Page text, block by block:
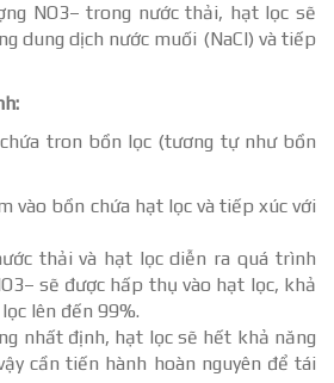
NO3– trong nước thải, hạt lọc sẽ
dung dịch nước muối (NaCl) và tiếp
tron bồn lọc (tương tự như bồn
vào bồn chứa hạt lọc và tiếp xúc với
thải và hạt lọc diễn ra quá trình
sẽ được hấp thụ vào hạt lọc, khả
lên đến 99%.
nhất định, hạt lọc sẽ hết khả năng
cần tiến hành hoàn nguyên để tái